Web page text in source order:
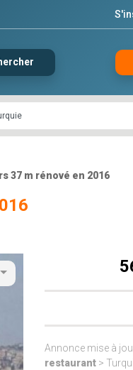
37 m rénové en 2016
Annonce mise à
restaurant >